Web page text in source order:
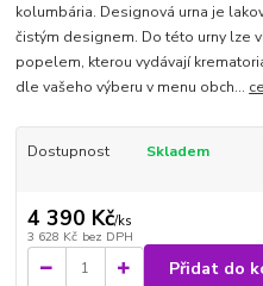
kolumbária. Designová urna je
čistým designem. Do této urny lze
popelem, kterou vydávají
dle vašeho výberu v menu obch...
Dostupnost Skladem
4 390 Kč/ks
3 628 Kč bez DPH
Přidat do